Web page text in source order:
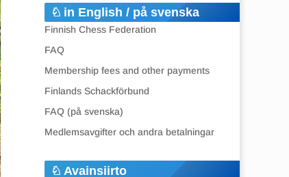
in English / på svenska
Finnish Chess Federation
FAQ
Membership fees and other payments
Finlands Schackförbund
FAQ (på svenska)
Medlemsavgifter och andra betalningar
Avainsiirto